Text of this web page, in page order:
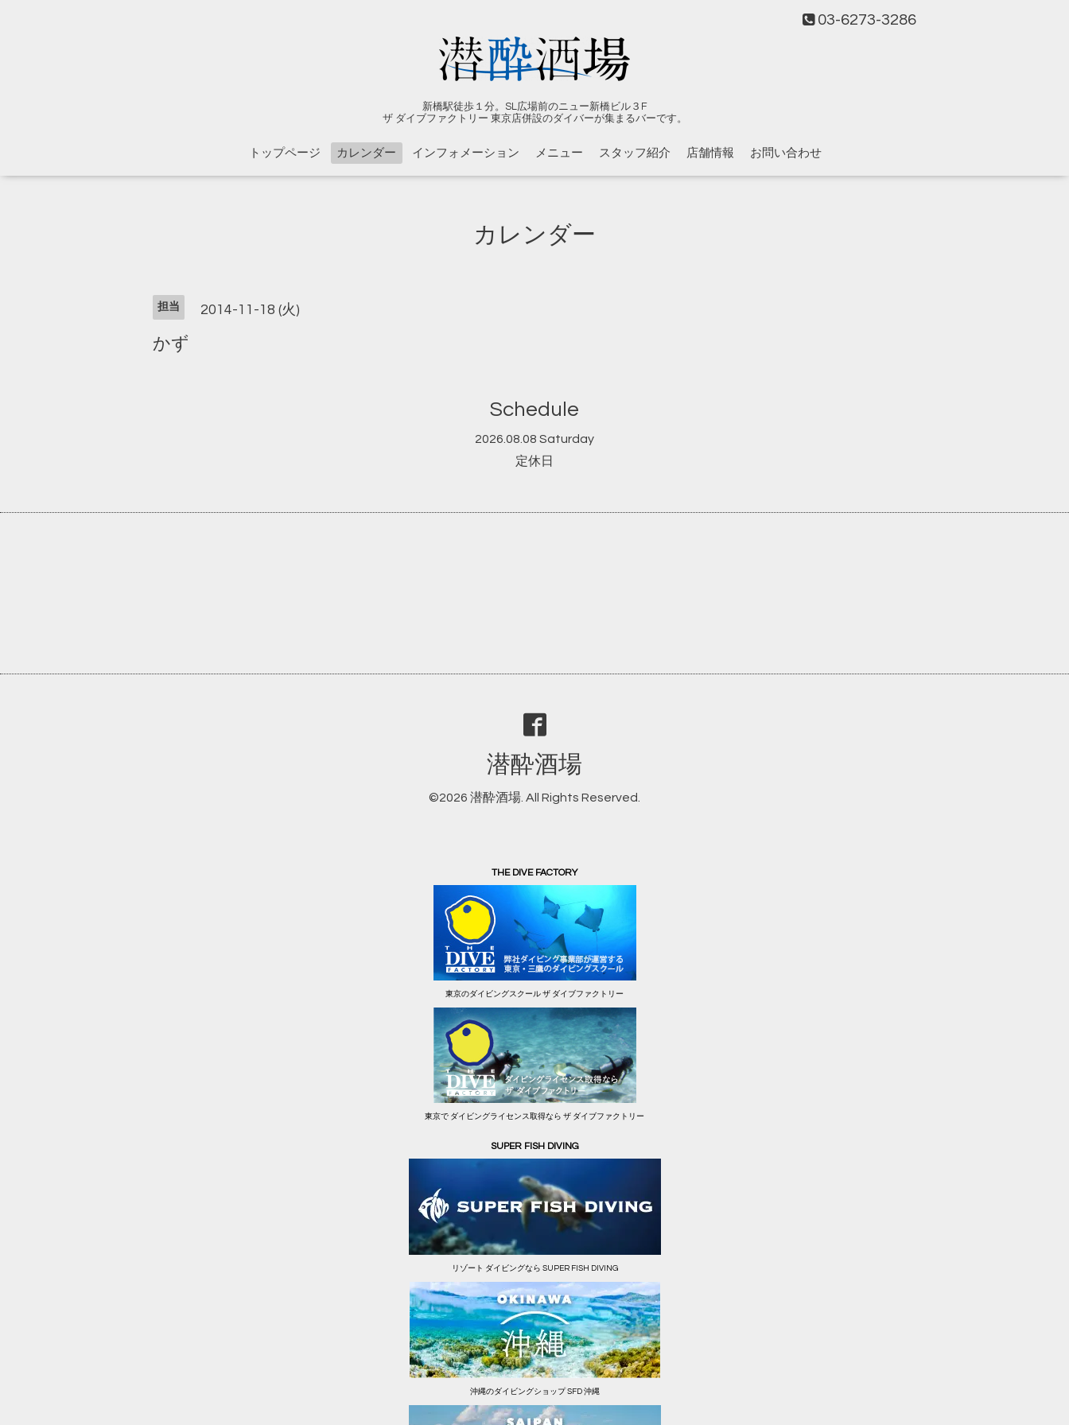
03-6273-3286
新橋駅徒歩１分。SL広場前のニュー新橋ビル３F
ザ ダイブファクトリー 東京店併設のダイバーが集まるバーです。
トップページ カレンダー インフォメーション メニュー スタッフ紹介 店舗情報 お問い合わせ
カレンダー
担当 2014-11-18 (火)
かず
Schedule
2026.08.08 Saturday
定休日
潜酔酒場
©2026 潜酔酒場 . All Rights Reserved.
THE DIVE FACTORY
東京のダイビングスクール ザ ダイブファクトリー
東京で ダイビングライセンス取得なら ザ ダイブファクトリー
SUPER FISH DIVING
リゾート ダイビングなら SUPER FISH DIVING
沖縄のダイビングショップ SFD 沖縄